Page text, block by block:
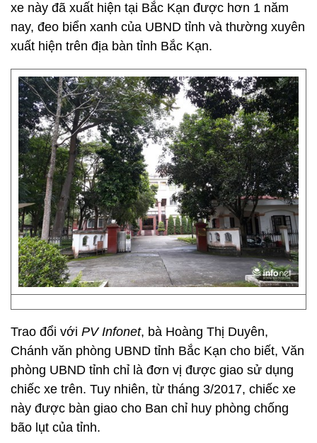
xe này đã xuất hiện tại Bắc Kạn được hơn 1 năm
nay, đeo biển xanh của UBND tỉnh và thường xuyên
xuất hiện trên địa bàn tỉnh Bắc Kạn.
Trao đổi với PV Infonet, bà Hoàng Thị Duyên,
Chánh văn phòng UBND tỉnh Bắc Kạn cho biết, Văn
phòng UBND tỉnh chỉ là đơn vị được giao sử dụng
chiếc xe trên. Tuy nhiên, từ tháng 3/2017, chiếc xe
này được bàn giao cho Ban chỉ huy phòng chống
bão lụt của tỉnh.